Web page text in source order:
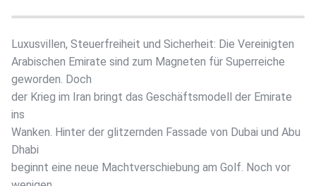
Luxusvillen, Steuerfreiheit und Sicherheit: Die Vereinigten
Arabischen Emirate sind zum Magneten für Superreiche
geworden. Doch
der Krieg im Iran bringt das Geschäftsmodell der Emirate
ins
Wanken. Hinter der glitzernden Fassade von Dubai und Abu
Dhabi
beginnt eine neue Machtverschiebung am Golf. Noch vor